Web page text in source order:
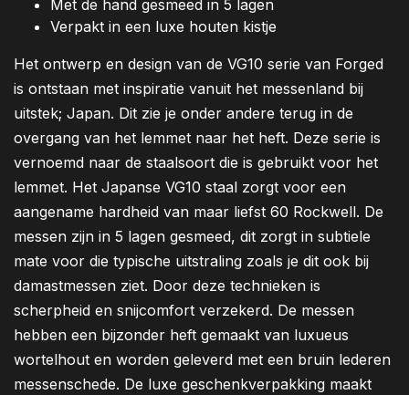
Met de hand gesmeed in 5 lagen
Verpakt in een luxe houten kistje
Het ontwerp en design van de VG10 serie van Forged
is ontstaan met inspiratie vanuit het messenland bij
uitstek; Japan. Dit zie je onder andere terug in de
overgang van het lemmet naar het heft. Deze serie is
vernoemd naar de staalsoort die is gebruikt voor het
lemmet. Het Japanse VG10 staal zorgt voor een
aangename hardheid van maar liefst 60 Rockwell. De
messen zijn in 5 lagen gesmeed, dit zorgt in subtiele
mate voor die typische uitstraling zoals je dit ook bij
damastmessen ziet. Door deze technieken is
scherpheid en snijcomfort verzekerd. De messen
hebben een bijzonder heft gemaakt van luxueus
wortelhout en worden geleverd met een bruin lederen
messenschede. De luxe geschenkverpakking maakt